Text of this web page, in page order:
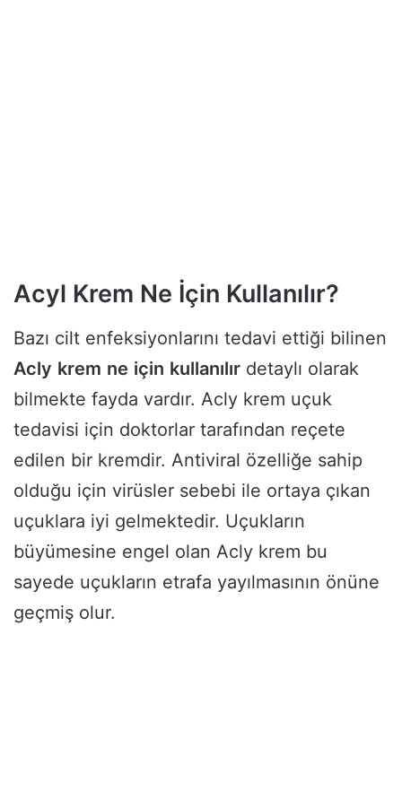
Acyl Krem Ne İçin Kullanılır?
Bazı cilt enfeksiyonlarını tedavi ettiği bilinen
Acly krem ne için kullanılır detaylı olarak
bilmekte fayda vardır. Acly krem uçuk
tedavisi için doktorlar tarafından reçete
edilen bir kremdir. Antiviral özelliğe sahip
olduğu için virüsler sebebi ile ortaya çıkan
uçuklara iyi gelmektedir. Uçukların
büyümesine engel olan Acly krem bu
sayede uçukların etrafa yayılmasının önüne
geçmiş olur.